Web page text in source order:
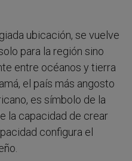
ubicación, se vuelve
para la región sino
entre océanos y tierra
el país más angosto
es símbolo de la
la capacidad de crear
configura el